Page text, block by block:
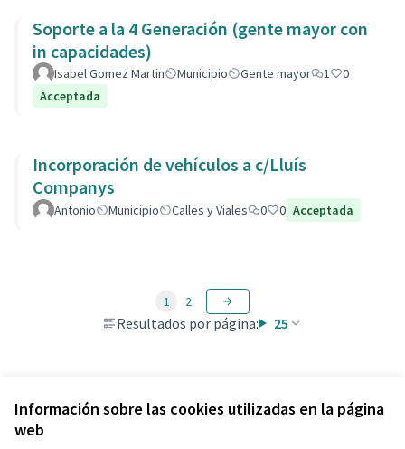
Información sobre las cookies utilizadas en la página
web
Soporte a la 4 Generación (gente mayor con
in capacidades)
Isabel Gomez Martin Municipio Gente mayor 1
0
Acceptada
Incorporación de vehículos a c/Lluís
Companys
Antonio Municipio Calles y Viales 0 0 Acceptada
Resultados por página: 25
1 2
Ver todas las propuestas retiradas